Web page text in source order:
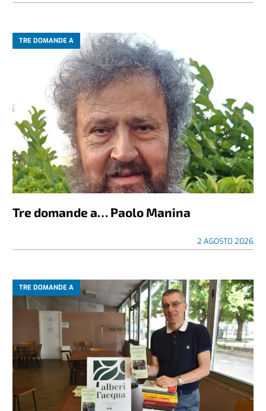
TRE DOMANDE A
Tre domande a… Paolo Manina
2 AGOSTO 2026
TRE DOMANDE A